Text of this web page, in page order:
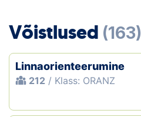
Kontakt
EOL
Võistlused (163)
Linnaorienteerumine
212 / Klass: ORANZ